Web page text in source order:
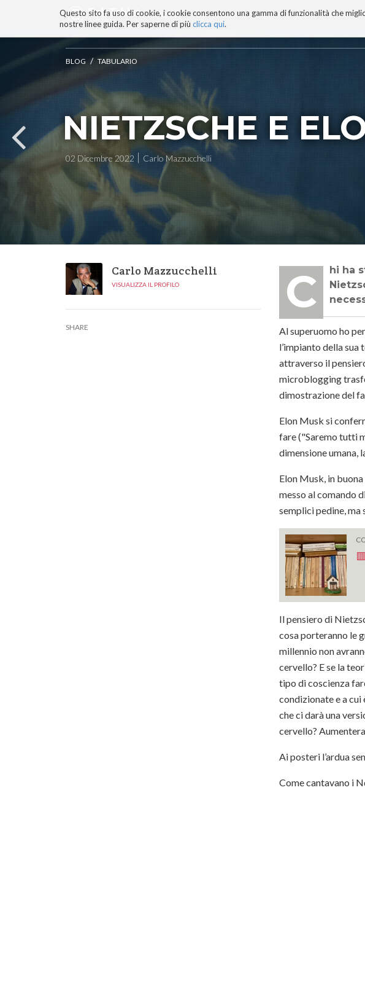
Questo sito fa uso di cookie, i cookie consentono una gamma di funzionalità che
nostre linee guida. Per saperne di più clicca qui.
BLOG TECNOCONSAPEVOLEZZA TECNOBIBLIOGRAFIA
ai
contenuti.
|
Salta
alla
navigazione
BLOG / TABULARIO
NIETZSCHE E
02 Dicembre 2022 Carlo Mazzucchelli
Carlo Mazzucchelli
VISUALIZZA IL PROFILO
SHARE
Chi ha studiato un po’ di filosofia si ricorderà la teoria del superuomo di
Al superuomo ho
l’impianto della
attraverso il
microblogging
dimostrazione del
Elon Musk si
fare ("Saremo tutti
dimensione umana,
Elon Musk, in
messo al comando
semplici pedine, ma
Il pensiero di
cosa porteranno le
millennio non
cervello? E se la
tipo di coscienza
condizionate e a cui
che ci darà una
cervello?
Ai posteri l’ardua
Come cantavano i